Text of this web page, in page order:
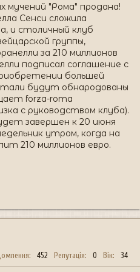
мучений "Рома" продана!
Сенси сложила
и столичный клуб
группы,
за 210 миллионов
подписал соглашение с
большей
будут обнародованы
forza-roma
с руководством клуба).
завершен к 20 июня
утром, когда на
210 миллионов евро.
452 Репутація 0 Вік 34